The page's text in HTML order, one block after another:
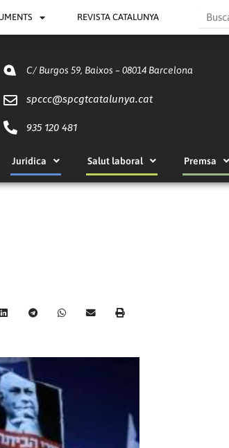
REVISTA CATALUNYA Search
C/ Burgos 59, Baixos – 08014 Barcelona
spccc@spcgtcatalunya.cat
935 120 481
Jurídica Salut laboral Premsa